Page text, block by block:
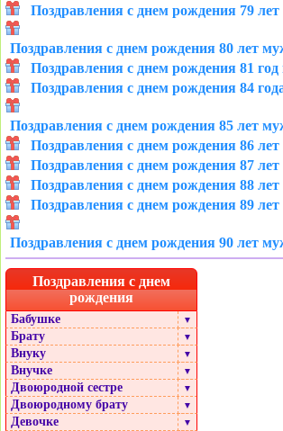
Поздравления с днем рождения 79
Поздравления с днем рождения 80 лет
Поздравления с днем рождения 81
Поздравления с днем рождения 84
Поздравления с днем рождения 85 лет
Поздравления с днем рождения 86
Поздравления с днем рождения 87
Поздравления с днем рождения 88
Поздравления с днем рождения 89
Поздравления с днем рождения 90 лет
Поздравления с днем
рождения
Бабушке ▼
Брату ▼
Внуку ▼
Внучке ▼
Двоюродной сестре ▼
Двоюродному брату ▼
Девочке ▼